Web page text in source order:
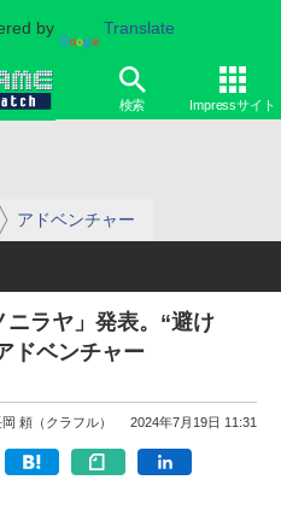
by Translate
検索 Impressサイト
アドベンチャー
ラヤ」発表。“避け
ドベンチャー
岡 頼（クラフル） 2024年7月19日 11:31